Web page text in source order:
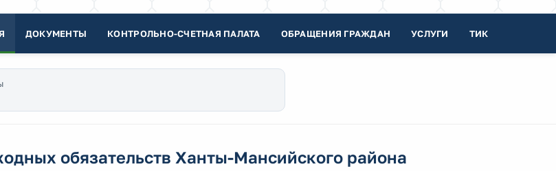
ДОКУМЕНТЫ КОНТРОЛЬНО-СЧЕТНАЯ ПАЛАТА ОБРАЩЕНИЯ ГРАЖДАН УСЛУГИ ТИК
обязательств Ханты-Мансийского района